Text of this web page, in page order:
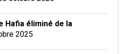
Hafia éliminé de la
2025